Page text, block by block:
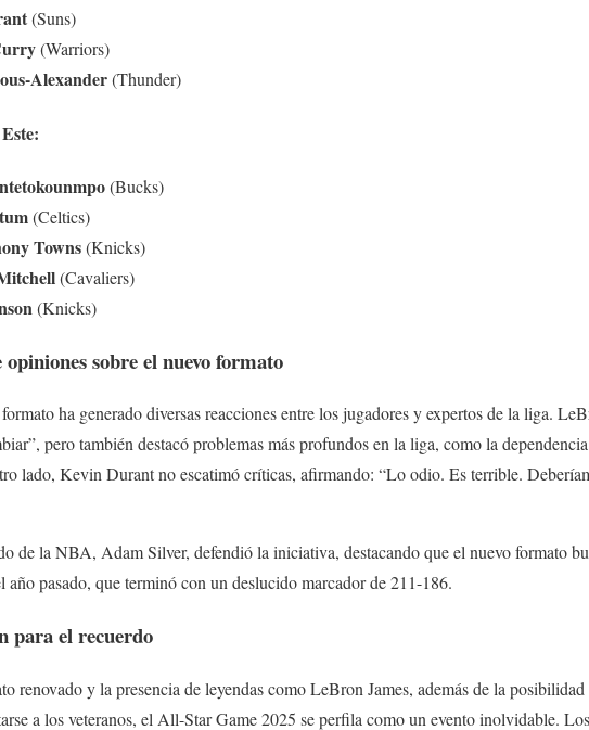
(Suns)
(Warriors)
Alexander(Thunder)
(Bucks)
(Celtics)
Towns(Knicks)
(Cavaliers)
(Knicks)
sobre el nuevo formato
ha generado diversas reacciones entre los jugadores y expertos de la liga.
pero también destacó problemas más profundos en la liga, como la
lado, Kevin Durant no escatimó críticas, afirmando: “Lo odio. Es terrible.
de la NBA, Adam Silver, defendió la iniciativa, destacando que el nuevo formato
año pasado, que terminó con un deslucido marcador de 211-186.
para el recuerdo
renovado y la presencia de leyendas como LeBron James, además de la posibilidad
a los veteranos, el All-Star Game 2025 se perfila como un evento inolvidable.